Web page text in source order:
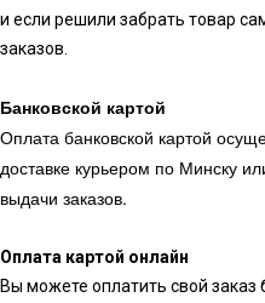
и если решили забрать товар
заказов.
Банковской картой
Оплата банковской картой
доставке курьером по Минску
выдачи заказов.
Оплата картой онлайн
Вы можете оплатить свой заказ